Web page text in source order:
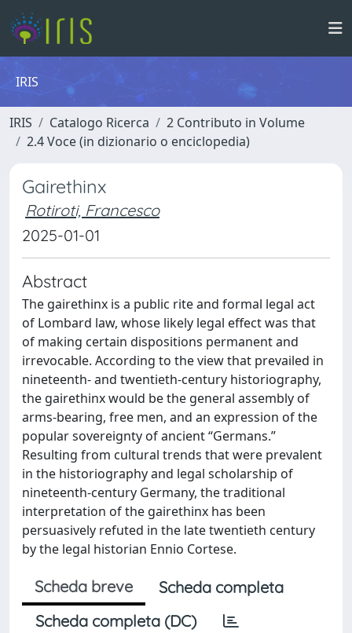
IRIS
IRIS Catalogo Ricerca
2 Contributo in Volume
2.4 Voce (in dizionario o enciclopedia)
Gairethinx
Rotiroti, Francesco
2025-01-01
Abstract
The gairethinx is a public rite and formal legal act
of Lombard law, whose likely legal effect was that
of making certain dispositions permanent and
irrevocable. According to the view that prevailed in
nineteenth- and twentieth-century historiography,
the gairethinx would be the general assembly of
arms-bearing, free men, and an expression of the
popular sovereignty of ancient “Germans.”
Resulting from cultural trends that were prevalent
in the historiography and legal scholarship of
nineteenth-century Germany, the traditional
interpretation of the gairethinx has been
persuasively refuted in the late twentieth century
by the legal historian Ennio Cortese.
Scheda breve
Scheda completa
Scheda completa (DC)